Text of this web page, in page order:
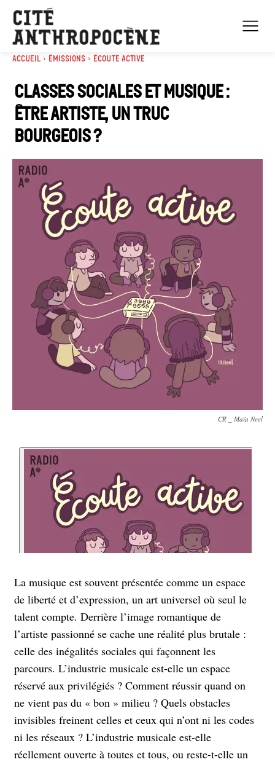
Accueil Émissions Écoute active
Classes sociales et musique :
être artiste, un truc
bourgeois ?
CR _ Maïa Neel
La musique est souvent présentée comme un espace
de liberté et d’expression, un art universel où seul le
talent compte. Derrière l’image romantique de
l’artiste passionné se cache une réalité plus brutale :
celle des inégalités sociales qui façonnent les
parcours. L’industrie musicale est-elle un espace
réservé aux privilégiés ? Comment réussir quand on
ne vient pas du « bon » milieu ? Quels obstacles
invisibles freinent celles et ceux qui n’ont ni les codes
ni les réseaux ? L’industrie musicale est-elle
réellement ouverte à toutes et tous, ou reste-t-elle un